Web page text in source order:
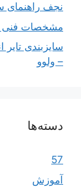
نجف راهنمای
مشخصات فنی
سایزبندی تایر
– ولوو
دسته‌ها
57
آموزش